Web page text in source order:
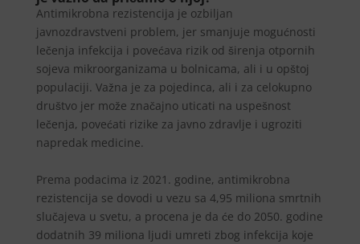
Antimikrobna rezistencija je ozbiljan
javnozdravstveni problem, jer smanjuje mogućnosti
lečenja infekcija i povećava rizik od širenja otpornih
sojeva mikroorganizama u bolnicama, ali i u opštoj
populaciji. Važna je za pojedinca, ali i za celokupno
društvo jer može značajno uticati na uspešnost
lečenja, povećati rizike za javno zdravlje i ugroziti
napredak medicine.
Prema podacima iz 2021. godine, antimikrobna
rezistencija se dovodi u vezu sa 4,95 miliona smrtnih
slučajeva u svetu, a procena je da će do 2050. godine
dodatnih 39 miliona ljudi umreti zbog infekcija koje